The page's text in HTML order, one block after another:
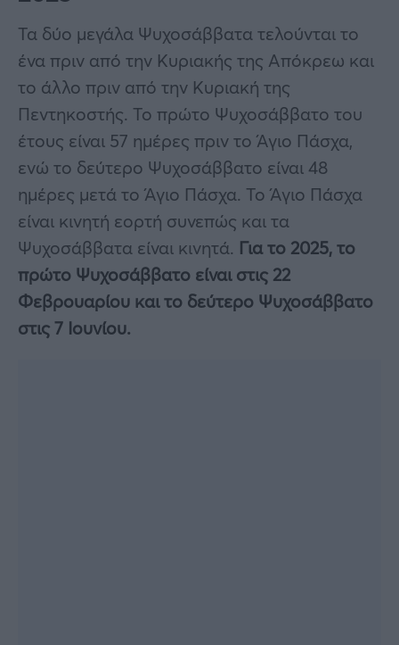
Τα δύο μεγάλα Ψυχοσάββατα τελούνται το
ένα πριν από την Κυριακής της Απόκρεω και
το άλλο πριν από την Κυριακή της
Πεντηκοστής. Το πρώτο Ψυχοσάββατο του
έτους είναι 57 ημέρες πριν το Άγιο Πάσχα,
ενώ το δεύτερο Ψυχοσάββατο είναι 48
ημέρες μετά το Άγιο Πάσχα. Το Άγιο Πάσχα
είναι κινητή εορτή συνεπώς και τα
Ψυχοσάββατα είναι κινητά. Για το 2025, το
πρώτο Ψυχοσάββατο είναι στις 22
Φεβρουαρίου και το δεύτερο Ψυχοσάββατο
στις 7 Ιουνίου.